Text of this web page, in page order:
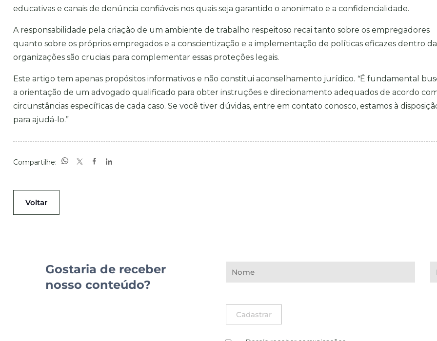
educativas e canais de denúncia confiáveis nos quais seja garantido o anonimato e a confidencialidade.
A responsabilidade pela criação de um ambiente de trabalho respeitoso recai tanto sobre os empregadores
quanto sobre os próprios empregados e a conscientização e a implementação de políticas eficazes dentro
organizações são cruciais para complementar essas proteções legais.
Este artigo tem apenas propósitos informativos e não constitui aconselhamento jurídico. “É fundamental
a orientação de um advogado qualificado para obter instruções e direcionamento adequados de acordo
circunstâncias específicas de cada caso. Se você tiver dúvidas, entre em contato conosco, estamos à
para ajudá-lo.”
Compartilhe:
Voltar
Gostaria de receber
nosso conteúdo?